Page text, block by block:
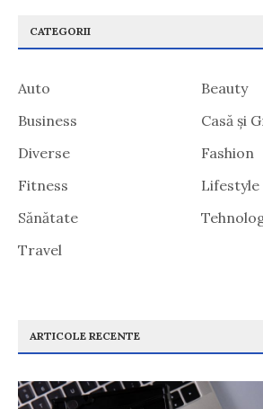
CATEGORII
Auto
Beauty
Business
Casă și
Diverse
Fashion
Fitness
Lifestyle
Sănătate
Travel
ARTICOLE RECENTE